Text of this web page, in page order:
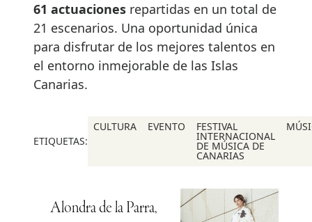
61 actuaciones repartidas en un total de
21 escenarios. Una oportunidad única
para disfrutar de los mejores talentos en
el entorno inmejorable de las Islas
Canarias.
ETIQUETAS:
CULTURA EVENTO FESTIVAL
INTERNACIONAL
DE MÚSICA DE
CANARIAS
Alondra de la Parra,